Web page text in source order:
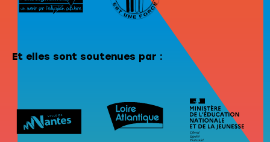
Et elles sont soutenues par :